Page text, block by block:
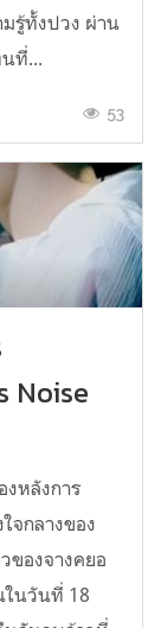
มรู้ทั้งปวง ผ่าน
นที่...
53
Noise
หลังการ
จกลางของ
ของจางคยอ
ในวันที่ 18